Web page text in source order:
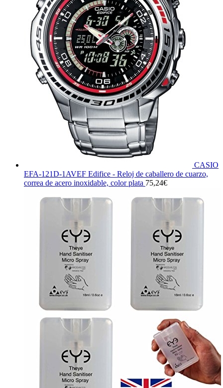
CASIO
EFA-121D-1AVEF Edifice - Reloj de caballero de cuarzo,
correa de acero inoxidable, color plata 75,24€